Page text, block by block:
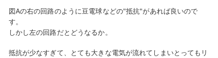
図Aの右の回路のように豆電球などの"抵抗"があれば良いので
す。
しかし左の回路だとどうなるか。
抵抗が少なすぎて、とても大きな電気が流れてしまいとってもリ